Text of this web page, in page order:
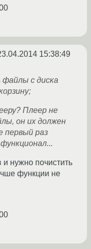
15:38:49
файлы с диска
Плеер не
он их должен
первый раз
и нужно почистить
функции не